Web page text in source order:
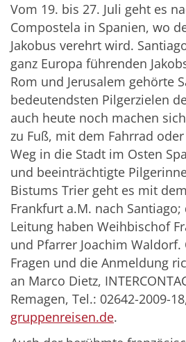
Vom 19. bis 27. Juli geht es
Compostela in Spanien, wo
Jakobus verehrt wird.
ganz Europa führenden
Rom und Jerusalem gehörte
bedeutendsten Pilgerzielen
auch heute noch machen
zu Fuß, mit dem Fahrrad
Weg in die Stadt im Osten
und beeinträchtigte
Bistums Trier geht es mit
Frankfurt a.M. nach
Leitung haben Weihbischof
und Pfarrer Joachim
Fragen und die Anmeldung
an Marco Dietz,
Remagen, Tel.: 02642-2009-
gruppenreisen.de.